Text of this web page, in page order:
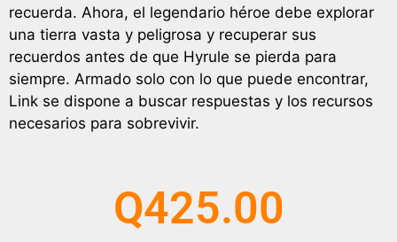
recuerda. Ahora, el legendario héroe debe explorar
una tierra vasta y peligrosa y recuperar sus
recuerdos antes de que Hyrule se pierda para
siempre. Armado solo con lo que puede encontrar,
Link se dispone a buscar respuestas y los recursos
necesarios para sobrevivir.
Q425.00